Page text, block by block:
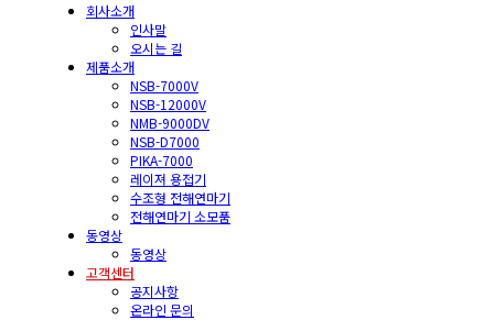
회사소개
인사말
오시는 길
제품소개
NSB-7000V
NSB-12000V
NMB-9000DV
NSB-D7000
PIKA-7000
레이져 용접기
수조형 전해연마기
전해연마기 소모품
동영상
동영상
고객센터
공지사항
온라인 문의